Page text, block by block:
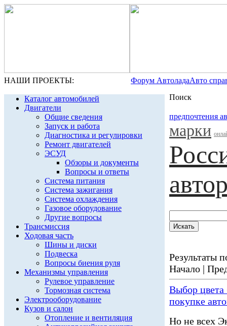
НАШИ ПРОЕКТЫ: Форум АвтоладаАвто
Каталог автомобилей
Двигатели
Общие сведения
Запуск и работа
Диагностика и регулировки
Ремонт двигателей
ЭСУД
Обзоры и документы
Вопросы и ответы
Система питания
Система зажигания
Система охлаждения
Газовое оборудование
Другие вопросы
Трансмиссия
Ходовая часть
Шины и диски
Подвеска
Вопросы биения руля
Механизмы управления
Рулевое управление
Тормозная система
Электрооборудование
Кузов и салон
Отопление и вентиляция
Поиск
предпочтения
марки
Результаты
Начало |
Выбор цвета
покупке
Но не всех